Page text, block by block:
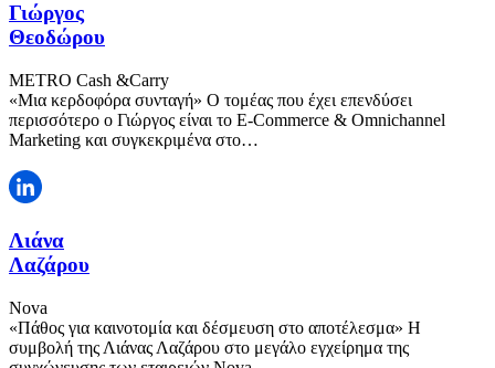
Γιώργος
Θεοδώρου
METRO Cash &Carry
«Μια κερδοφόρα συνταγή» Ο τομέας που έχει επενδύσει
περισσότερο ο Γιώργος είναι το E-Commerce & Omnichannel
Marketing και συγκεκριμένα στο…
Λιάνα
Λαζάρου
Nova
«Πάθος για καινοτομία και δέσμευση στο αποτέλεσμα» Η
συμβολή της Λιάνας Λαζάρου στο μεγάλο εγχείρημα της